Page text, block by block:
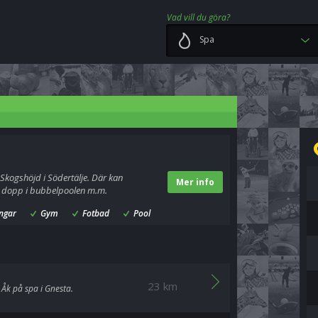
Vad vill du göra?
Spa
Mer info
i Södertälje. Där kan
i bubbelpoolen m.m.
Gym Fotbad Pool
23 km
på spa i Gnesta.